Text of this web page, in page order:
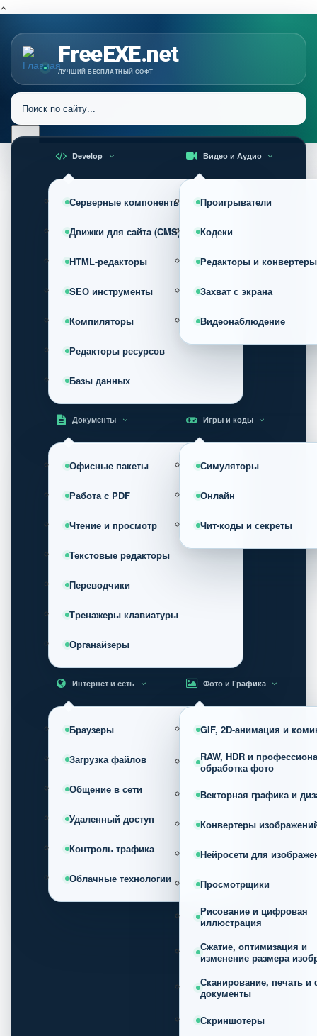
FreeEXE.net
ЛУЧШИЙ БЕСПЛАТНЫЙ СОФТ
Develop
Серверные компоненты
Движки для сайта (CMS)
HTML-редакторы
SEO инструменты
Компиляторы
Редакторы ресурсов
Базы данных
Видео и Аудио
Проигрыватели
Кодеки
Редакторы и конвертеры
Захват с экрана
Видеонаблюдение
Документы
Офисные пакеты
Работа с PDF
Чтение и просмотр
Текстовые редакторы
Переводчики
Тренажеры клавиатуры
Органайзеры
Игры и коды
Симуляторы
Онлайн
Чит-коды и секреты
Интернет и сеть
Браузеры
Загрузка файлов
Общение в сети
Удаленный доступ
Контроль трафика
Облачные технологии
Фото и Графика
GIF, 2D-анимация и
RAW, HDR и
обработка фото
Векторная графика и
Конвертеры
Нейросети для
Просмотрщики
Рисование и цифровая
иллюстрация
Сжатие, оптимизация и
изменение размера
Сканирование, печать и
документы
Скриншотеры